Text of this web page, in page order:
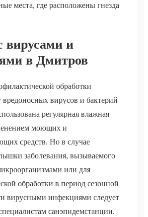
места, где расположены гнезда
вирусами и
в Дмитров
обработки
вирусов и бактерий
регулярная влажная
моющих и
средств. Но в случае
заболевания, вызываемого
или для
обработки в период сезонной
вирусными инфекциями следует
санэпидемстанции.